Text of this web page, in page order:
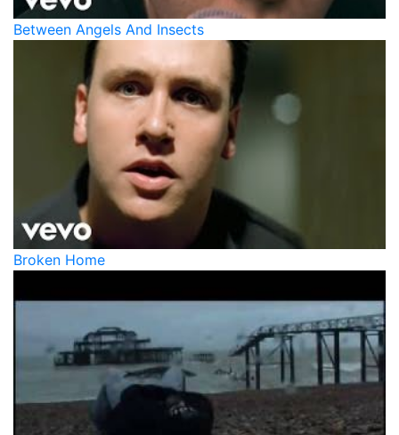
Between Angels And Insects
Broken Home